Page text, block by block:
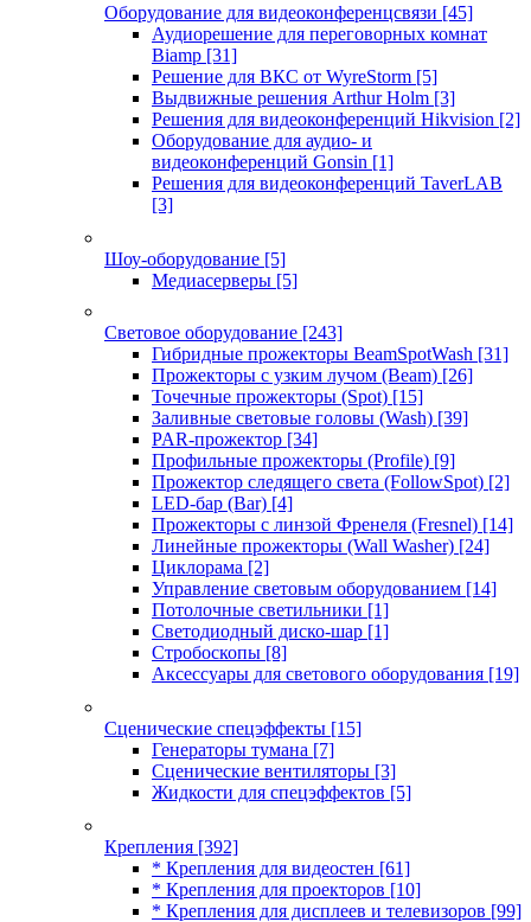
Оборудование для видеоконференцсвязи [45]
Аудиорешение для переговорных комнат
Biamp [31]
Решение для ВКС от WyreStorm [5]
Выдвижные решения Arthur Holm [3]
Решения для видеоконференций Hikvision [2]
Оборудование для аудио- и
видеоконференций Gonsin [1]
Решения для видеоконференций TaverLAB
[3]
Шоу-оборудование [5]
Медиасерверы [5]
Световое оборудование [243]
Гибридные прожекторы BeamSpotWash [31]
Прожекторы с узким лучом (Beam) [26]
Точечные прожекторы (Spot) [15]
Заливные световые головы (Wash) [39]
PAR-прожектор [34]
Профильные прожекторы (Profile) [9]
Прожектор следящего света (FollowSpot) [2]
LED-бар (Bar) [4]
Прожекторы с линзой Френеля (Fresnel) [14]
Линейные прожекторы (Wall Washer) [24]
Циклорама [2]
Управление световым оборудованием [14]
Потолочные светильники [1]
Светодиодный диско-шар [1]
Стробоскопы [8]
Аксессуары для светового оборудования [19]
Сценические спецэффекты [15]
Генераторы тумана [7]
Сценические вентиляторы [3]
Жидкости для спецэффектов [5]
Крепления [392]
* Крепления для видеостен [61]
* Крепления для проекторов [10]
* Крепления для дисплеев и телевизоров [99]